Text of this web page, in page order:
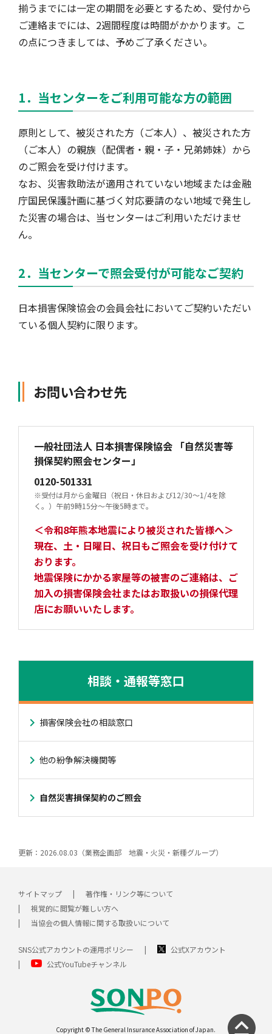
ペット保険
協会からのお知らせ
他の紛争解決機関等
揃うまでには一定の期間を必要とするため、受付から
ご連絡までには、2週間程度は時間がかかります。こ
の点につきましては、予めご了承ください。
1．当センターをご利用可能な方の範囲
原則として、被災された方（ご本人）、被災された方
（ご本人）の親族（配偶者・親・子・兄弟姉妹）から
のご照会を受け付けます。
なお、災害救助法が適用されていない地域または金融
庁国民保護計画に基づく対応要請のない地域で発生し
た災害の場合は、当センターはご利用いただけませ
ん。
2．当センターで照会受付が可能なご契約
日本損害保険協会の会員会社においてご契約いただい
ている個人契約に限ります。
お問い合わせ先
一般社団法人 日本損害保険協会 「自然災害等
損保契約照会センター」
0120-501331
※受付は月から金曜日（祝日・休日および12/30〜1/4を除
く。）午前9時15分〜午後5時まで。
＜令和8年熊本地震により被災された皆様へ＞
現在、土・日曜日、祝日もご照会を受け付けて
おります。
地震保険にかかる家屋等の被害のご連絡は、ご
加入の損害保険会社またはお取扱いの損保代理
店にお願いいたします。
相談・通報等窓口
損害保険会社の相談窓口
他の紛争解決機関等
自然災害損保契約のご照会
更新：2026.08.03（業務企画部 地震・火災・新種グループ）
サイトマップ
著作権・リンク等について
視覚的に閲覧が難しい方へ
当協会の個人情報に関する取扱いについて
SNS公式アカウントの運用ポリシー
公式Xアカウント
公式YouTubeチャンネル
Copyright © The General Insurance Association of Japan.